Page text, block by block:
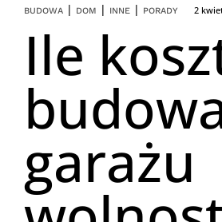
BUDOWA | DOM | INNE | PORADY 2
Ile
garażu